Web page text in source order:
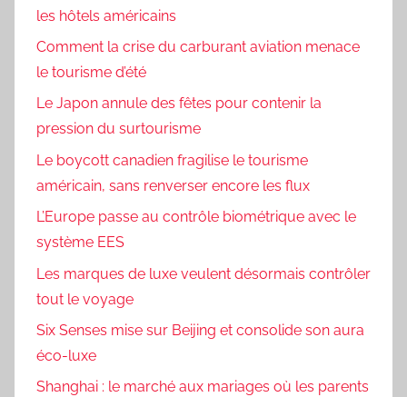
les hôtels américains
Comment la crise du carburant aviation menace
le tourisme d’été
Le Japon annule des fêtes pour contenir la
pression du surtourisme
Le boycott canadien fragilise le tourisme
américain, sans renverser encore les flux
L’Europe passe au contrôle biométrique avec le
système EES
Les marques de luxe veulent désormais contrôler
tout le voyage
Six Senses mise sur Beijing et consolide son aura
éco-luxe
Shanghai : le marché aux mariages où les parents